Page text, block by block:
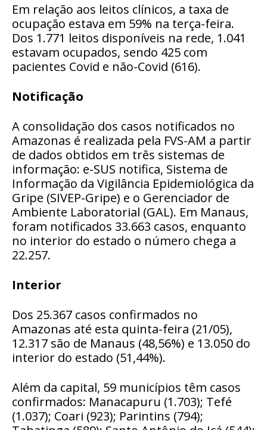
Em relação aos leitos clínicos, a taxa de
ocupação estava em 59% na terça-feira.
Dos 1.771 leitos disponíveis na rede, 1.041
estavam ocupados, sendo 425 com
pacientes Covid e não-Covid (616).
Notificação
A consolidação dos casos notificados no
Amazonas é realizada pela FVS-AM a partir
de dados obtidos em três sistemas de
informação: e-SUS notifica, Sistema de
Informação da Vigilância Epidemiológica da
Gripe (SIVEP-Gripe) e o Gerenciador de
Ambiente Laboratorial (GAL). Em Manaus,
foram notificados 33.663 casos, enquanto
no interior do estado o número chega a
22.257.
Interior
Dos 25.367 casos confirmados no
Amazonas até esta quinta-feira (21/05),
12.317 são de Manaus (48,56%) e 13.050 do
interior do estado (51,44%).
Além da capital, 59 municípios têm casos
confirmados: Manacapuru (1.703); Tefé
(1.037); Coari (923); Parintins (794);